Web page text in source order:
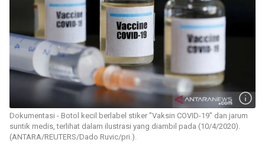
Dokumentasi - Botol kecil berlabel stiker "Vaksin COVID-19" dan jarum
suntik medis, terlihat dalam ilustrasi yang diambil pada (10/4/2020).
(ANTARA/REUTERS/Dado Ruvic/pri.).